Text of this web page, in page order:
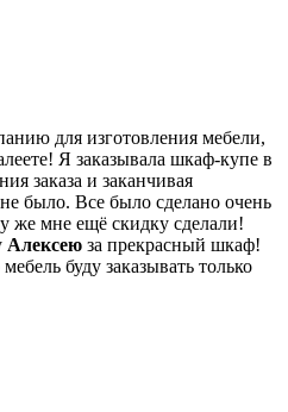
для изготовления мебели,
Я заказывала шкаф-купе в
заказа и заканчивая
было. Все было сделано очень
же мне ещё скидку сделали!
Алексею за прекрасный шкаф!
буду заказывать только